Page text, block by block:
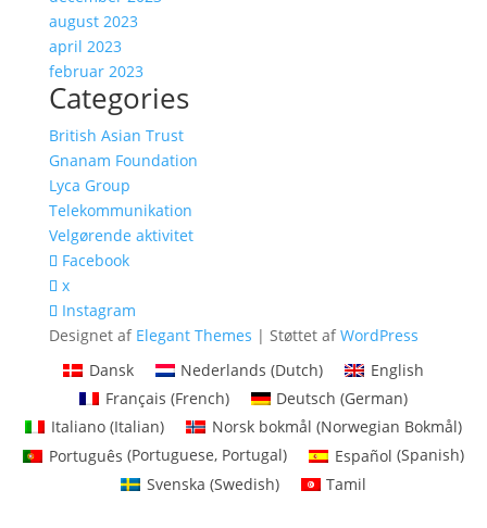
august 2023
april 2023
februar 2023
Categories
British Asian Trust
Gnanam Foundation
Lyca Group
Telekommunikation
Velgørende aktivitet
Facebook
x
Instagram
Designet af Elegant Themes | Støttet afWordPress
Dansk
Nederlands (Dutch)
English
Français (French) Deutsch (German)
Italiano (Italian) Norsk bokmål (Norwegian Bokmål)
Português (Portuguese, Portugal) Español (Spanish)
Svenska (Swedish) Tamil